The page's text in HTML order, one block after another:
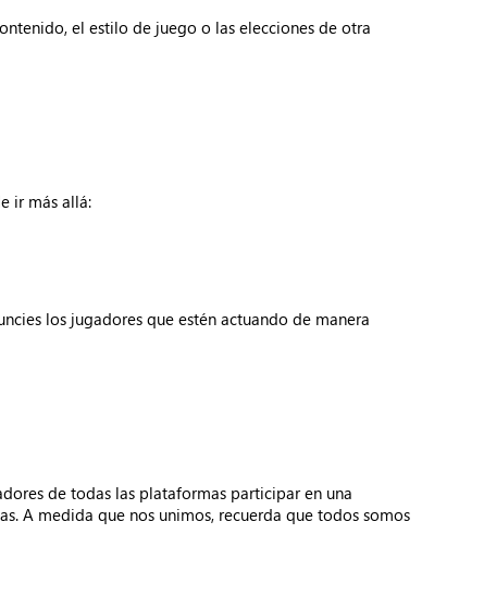
el estilo de juego o las elecciones de otra
ir más allá:
los jugadores que estén actuando de manera
de todas las plataformas participar en una
A medida que nos unimos, recuerda que todos somos